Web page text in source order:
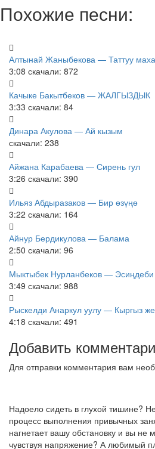
Похожие песни:
Алтынай Жаныбекова — Таттуу
3:08 скачали: 872
Качыке Бакытбеков — ЖАЛГЫЗДЫК
3:33 скачали: 84
Динара Акулова — Ай кызым
скачали: 238
Айжана Карабаева — Сирень гул
3:26 скачали: 390
Ильяз Абдыразаков — Бир өзүңө
3:22 скачали: 164
Айнур Бердикулова — Балама
2:50 скачали: 96
Мыктыбек Нурланбеков — Эсиңдеби
3:49 скачали: 988
Рыскелди Анаркул уулу — Кыргыз
4:18 скачали: 491
Добавить
Для отправки комментария вам
Надоело сидеть в глухой тишине?
процесс выполнения привычных
нагнетает вашу обстановку и вы не
чувствуя напряжение? А любимый